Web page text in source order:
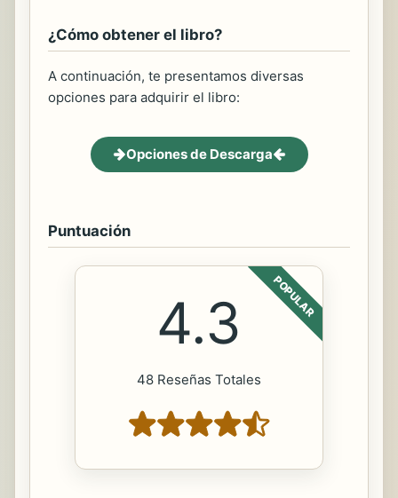
¿Cómo obtener el libro?
A continuación, te presentamos diversas
opciones para adquirir el libro:
Opciones de Descarga
Puntuación
POPULAR
4.3
48 Reseñas Totales